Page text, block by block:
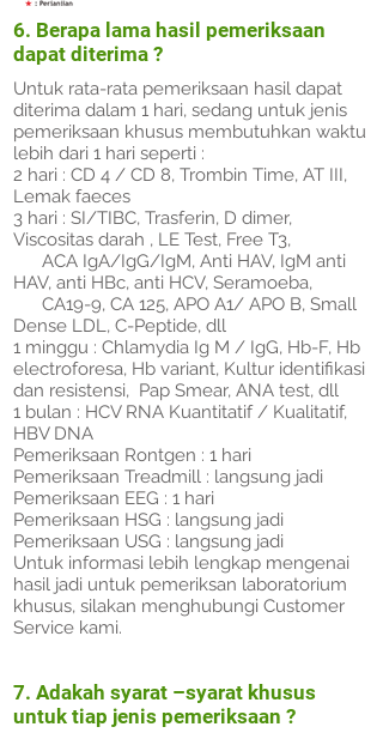
6. Berapa lama hasil pemeriksaan
dapat diterima ?
Untuk rata-rata pemeriksaan hasil dapat
diterima dalam 1 hari, sedang untuk jenis
pemeriksaan khusus membutuhkan waktu
lebih dari 1 hari seperti :
2 hari : CD 4 / CD 8, Trombin Time, AT III,
Lemak faeces
3 hari : SI/TIBC, Trasferin, D dimer,
Viscositas darah , LE Test, Free T3,
ACA IgA/IgG/IgM, Anti HAV, IgM anti
HAV, anti HBc, anti HCV, Seramoeba,
CA19-9, CA 125, APO A1/ APO B, Small
Dense LDL, C-Peptide, dll
1 minggu : Chlamydia Ig M / IgG, Hb-F, Hb
electroforesa, Hb variant, Kultur identifikasi
dan resistensi, Pap Smear, ANA test, dll
1 bulan : HCV RNA Kuantitatif / Kualitatif,
HBV DNA
Pemeriksaan Rontgen : 1 hari
Pemeriksaan Treadmill : langsung jadi
Pemeriksaan EEG : 1 hari
Pemeriksaan HSG : langsung jadi
Pemeriksaan USG : langsung jadi
Untuk informasi lebih lengkap mengenai
hasil jadi untuk pemeriksan laboratorium
khusus, silakan menghubungi Customer
Service kami.
7. Adakah syarat –syarat khusus
untuk tiap jenis pemeriksaan ?